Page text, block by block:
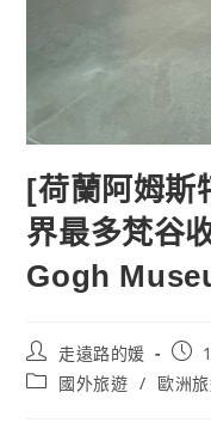
[荷蘭阿姆斯
界最多梵谷
Gogh
Post
author:
走遠路的媛
Post
Post國外旅遊 / 歐洲